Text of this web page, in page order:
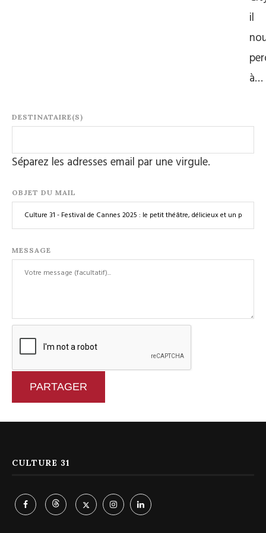
il
à…
DESTINATAIRE(S)
Séparez les adresses email par une virgule.
OBJET DU MAIL
MESSAGE
PARTAGER
CULTURE 31